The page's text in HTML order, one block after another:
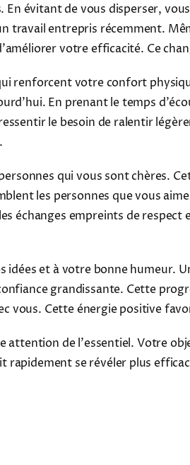
évitant de vous disperser,
travail entrepris récemment.
votre efficacité. Ce
renforcent votre confort
En prenant le temps
le besoin de ralentir
qui vous sont chères.
les personnes que vous
échanges empreints de
et à votre bonne humeur.
grandissante. Cette
vous. Cette énergie positive
attention de l'essentiel. Votre
se révéler plus